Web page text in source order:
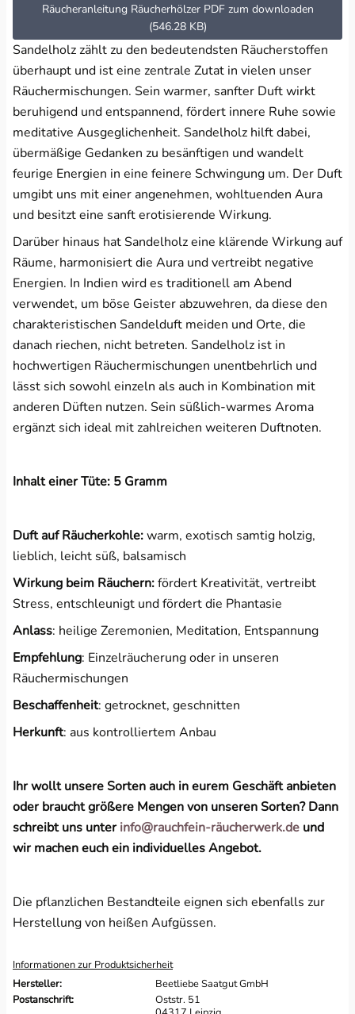
Räucheranleitung Räucherhölzer PDF zum downloaden
(546.28 KB)
Sandelholz zählt zu den bedeutendsten Räucherstoffen
überhaupt und ist eine zentrale Zutat in vielen unser
Räuchermischungen. Sein warmer, sanfter Duft wirkt
beruhigend und entspannend, fördert innere Ruhe sowie
meditative Ausgeglichenheit. Sandelholz hilft dabei,
übermäßige Gedanken zu besänftigen und wandelt
feurige Energien in eine feinere Schwingung um. Der Duft
umgibt uns mit einer angenehmen, wohltuenden Aura
und besitzt eine sanft erotisierende Wirkung.
Darüber hinaus hat Sandelholz eine klärende Wirkung auf
Räume, harmonisiert die Aura und vertreibt negative
Energien. In Indien wird es traditionell am Abend
verwendet, um böse Geister abzuwehren, da diese den
charakteristischen Sandelduft meiden und Orte, die
danach riechen, nicht betreten. Sandelholz ist in
hochwertigen Räuchermischungen unentbehrlich und
lässt sich sowohl einzeln als auch in Kombination mit
anderen Düften nutzen. Sein süßlich-warmes Aroma
ergänzt sich ideal mit zahlreichen weiteren Duftnoten.
Inhalt einer Tüte: 5 Gramm
Duft auf Räucherkohle:warm, exotisch samtig holzig,
lieblich, leicht süß, balsamisch
Wirkung beim Räuchern:fördert Kreativität, vertreibt
Stress, entschleunigt und fördert die Phantasie
Anlass: heilige Zeremonien, Meditation, Entspannung
Empfehlung: Einzelräucherung oder in unseren
Räuchermischungen
Beschaffenheit: getrocknet, geschnitten
Herkunft: aus kontrolliertem Anbau
Ihr wollt unsere Sorten auch in eurem Geschäft anbieten
oder braucht größere Mengen von unseren Sorten? Dann
schreibt uns unterinfo@rauchfein-räucherwerk.de und
wir machen euch ein individuelles Angebot.
Die pflanzlichen Bestandteile eignen sich ebenfalls zur
Herstellung von heißen Aufgüssen.
Informationen zur Produktsicherheit
Hersteller:
Beetliebe Saatgut GmbH
Postanschrift:
Oststr. 51